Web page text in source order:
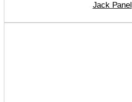
Jack Panel